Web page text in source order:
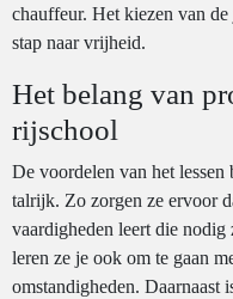
chauffeur. Het kiezen van
stap naar vrijheid.
Het belang van
rijschool
De voordelen van het
talrijk. Zo zorgen ze ervoor
vaardigheden leert die nodig
leren ze je ook om te gaan
omstandigheden. Daarnaast